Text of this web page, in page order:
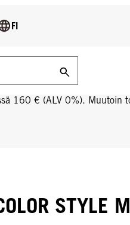
160 € (ALV 0%). Muutoin
FI
STYLE